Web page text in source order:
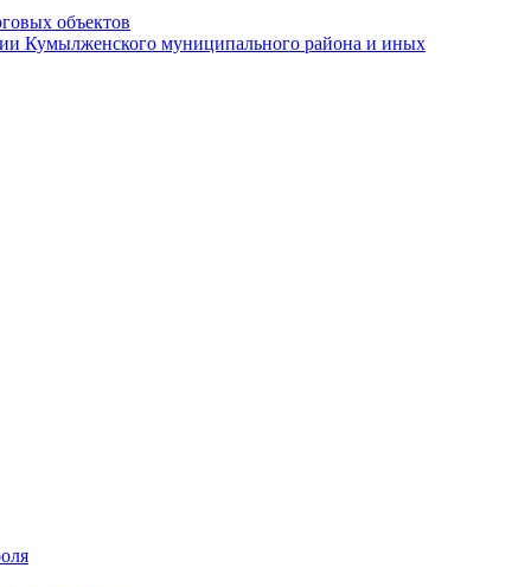
объектов
Кумылженского муниципального района и иных